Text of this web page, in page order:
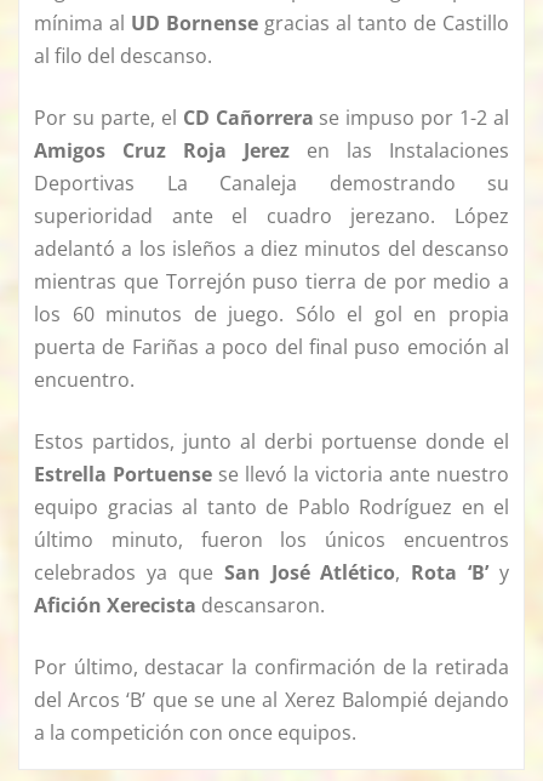
mínima al UD Bornense gracias al tanto de Castillo
al filo del descanso.
Por su parte, el CD Cañorrera se impuso por 1-2 al
Amigos Cruz Roja Jerez en las Instalaciones
Deportivas La Canaleja demostrando su
superioridad ante el cuadro jerezano. López
adelantó a los isleños a diez minutos del descanso
mientras que Torrejón puso tierra de por medio a
los 60 minutos de juego. Sólo el gol en propia
puerta de Fariñas a poco del final puso emoción al
encuentro.
Estos partidos, junto al derbi portuense donde el
Estrella Portuense se llevó la victoria ante nuestro
equipo gracias al tanto de Pablo Rodríguez en el
último minuto, fueron los únicos encuentros
celebrados ya que San José Atlético, Rota ‘B’y
Afición Xerecista descansaron.
Por último, destacar la confirmación de la retirada
del Arcos ‘B’ que se une al Xerez Balompié dejando
a la competición con once equipos.